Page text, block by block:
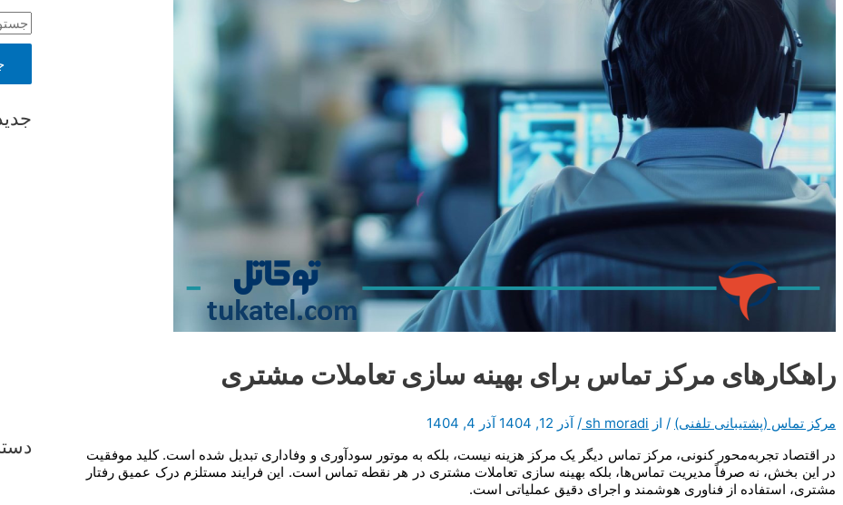
راهکارهای مرکز تماس برای بهینه سازی تعاملات مشتری
مرکز تماس (پشتیبانی تلفنی) / از sh moradi
/آذر 12, 1404
آذر 4, 1404
در اقتصاد تجربه‌محور کنونی، مرکز تماس دیگر یک مرکز هزینه نیست، بلکه به موتور سودآوری و وفاداری تبدیل شده است. کلید موفقیت
در این بخش، نه صرفاً مدیریت تماس‌ها، بلکه بهینه سازی تعاملات مشتری در هر نقطه تماس است. این فرایند مستلزم درک عمیق رفتار
مشتری، استفاده از فناوری هوشمند و اجرای دقیق عملیاتی است.
ج
س
ج